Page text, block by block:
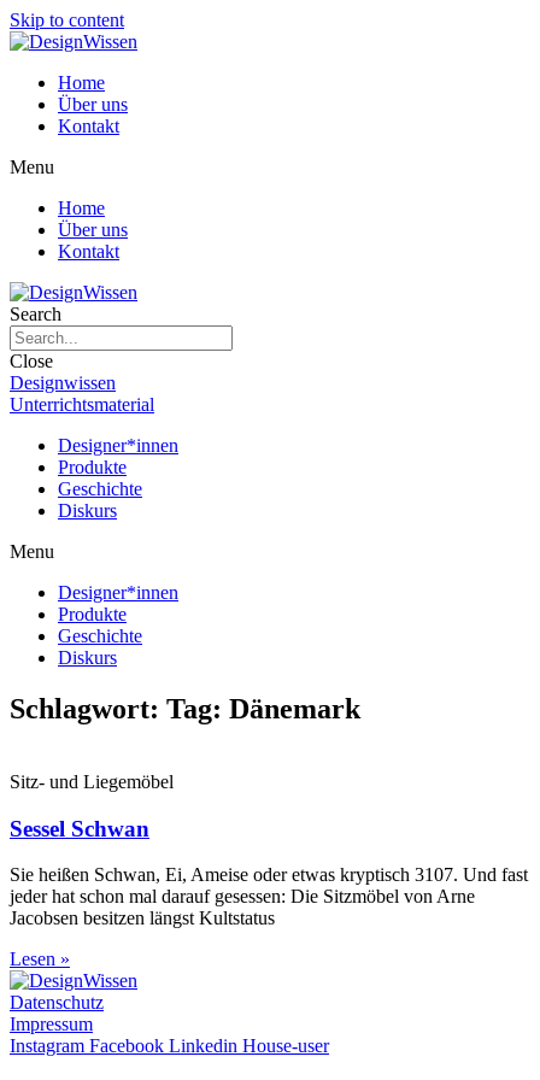
Skip to content
Home
Über uns
Kontakt
Menu
Home
Über uns
Kontakt
Search
Close
Designwissen
Unterrichtsmaterial
Designer*innen
Produkte
Geschichte
Diskurs
Menu
Designer*innen
Produkte
Geschichte
Diskurs
Schlagwort: Tag: Dänemark
Sitz- und Liegemöbel
Sessel Schwan
Sie heißen Schwan, Ei, Ameise oder etwas kryptisch 3107. Und fast
jeder hat schon mal darauf gesessen: Die Sitzmöbel von Arne
Jacobsen besitzen längst Kultstatus
Lesen »
Datenschutz
Impressum
Instagram Facebook Linkedin House-user